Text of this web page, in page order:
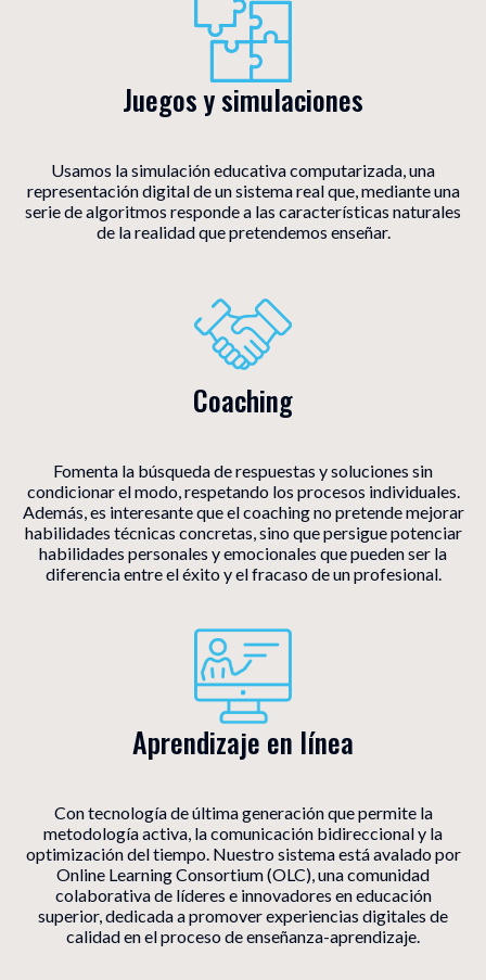
Juegos y simulaciones
Usamos la simulación educativa computarizada, una
representación digital de un sistema real que, mediante una
serie de algoritmos responde a las características naturales
de la realidad que pretendemos enseñar.
Coaching
Fomenta la búsqueda de respuestas y soluciones sin
condicionar el modo, respetando los procesos individuales.
Además, es interesante que el coaching no pretende mejorar
habilidades técnicas concretas, sino que persigue potenciar
habilidades personales y emocionales que pueden ser la
diferencia entre el éxito y el fracaso de un profesional.
Aprendizaje en línea
Con tecnología de última generación que permite la
metodología activa, la comunicación bidireccional y la
optimización del tiempo. Nuestro sistema está avalado por
Online Learning Consortium (OLC), una comunidad
colaborativa de líderes e innovadores en educación
superior, dedicada a promover experiencias digitales de
calidad en el proceso de enseñanza-aprendizaje.